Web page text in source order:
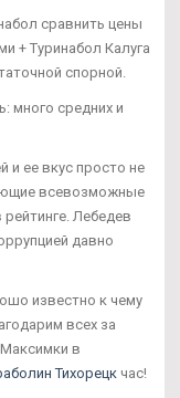
сравнить цены
+ Туринабол Калуга
спорной.
много средних и
и ее вкус просто не
всевозможные
Лебедев
давно
известно к чему
всех за
в
Тихорецк час!